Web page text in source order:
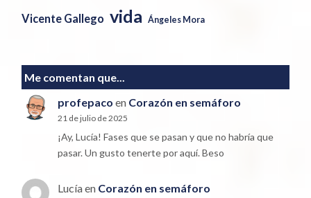
Vicente Gallego vida Ángeles Mora
Me comentan que...
profepaco en Corazón en semáforo
21 de julio de 2025
¡Ay, Lucía! Fases que se pasan y que no habría que
pasar. Un gusto tenerte por aquí. Beso
Lucíaen Corazón en semáforo